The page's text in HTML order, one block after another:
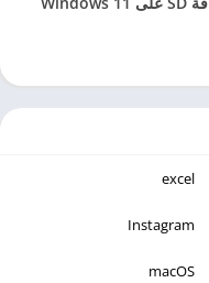
excel
Instagram
macOS